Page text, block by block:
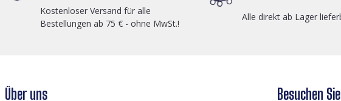
Kostenloser Versand für alle
Bestellungen ab 75 € - ohne MwSt.!
Alle direkt ab Lager
Über uns Besuchen